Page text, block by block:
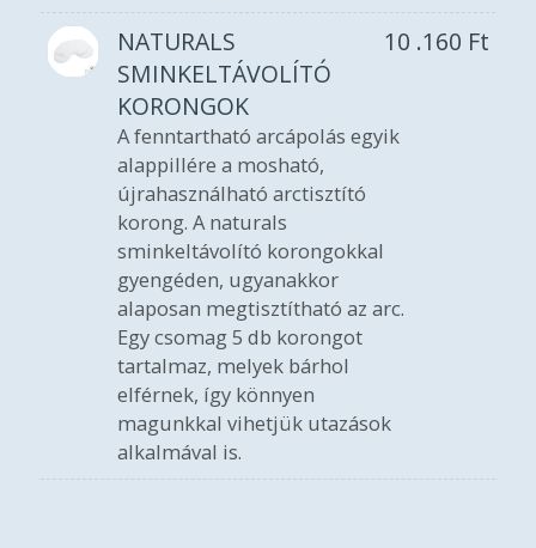
NATURALS
SMINKELTÁVOLÍTÓ
KORONGOK
10 .160 Ft
A fenntartható arcápolás egyik
alappillére a mosható,
újrahasználható arctisztító
korong. A naturals
sminkeltávolító korongokkal
gyengéden, ugyanakkor
alaposan megtisztítható az arc.
Egy csomag 5 db korongot
tartalmaz, melyek bárhol
elférnek, így könnyen
magunkkal vihetjük utazások
alkalmával is.